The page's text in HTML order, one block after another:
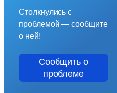
Столкнулись с
проблемой — сообщите
о ней!
Сообщить о
проблеме